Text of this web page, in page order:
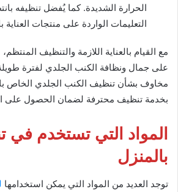
الحرارة الشديدة. كما يُفضل تنظيفه
التعليمات الواردة على منتجات العناية
مع القيام بالعناية اللازمة والتنظيف
على جمال ونظافة الكنب الجلدي لفترة
مخاوف بشأن تنظيف الكنب الجلدي الخاص
بخدمة تنظيف محترفة لضمان الحصول على
المواد التي تستخدم في
بالمنزل
توجد العديد من المواد التي يمكن استخدامها